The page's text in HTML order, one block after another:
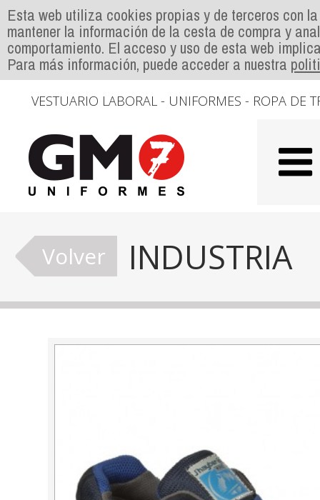
Esta web utiliza cookies propias y de terceros con
mantener la información de la cesta de compra y
comportamiento. El acceso y uso de esta web
Para más información, puede acceder a nuestra
VESTUARIO LABORAL - UNIFORMES - ROPA DE
Volver INDUSTRIA